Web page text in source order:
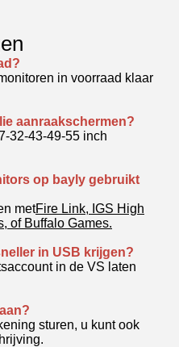
in voorraad klaar
aanraakschermen?
32-43-49-55 inch
op bayly gebruikt
metFire Link, IGS High
of Buffalo Games.
in USB krijgen?
in de VS laten
sturen, u kunt ook